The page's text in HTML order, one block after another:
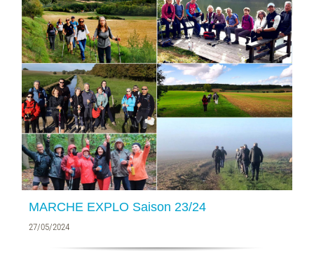
MARCHE EXPLO Saison 23/24
27/05/2024